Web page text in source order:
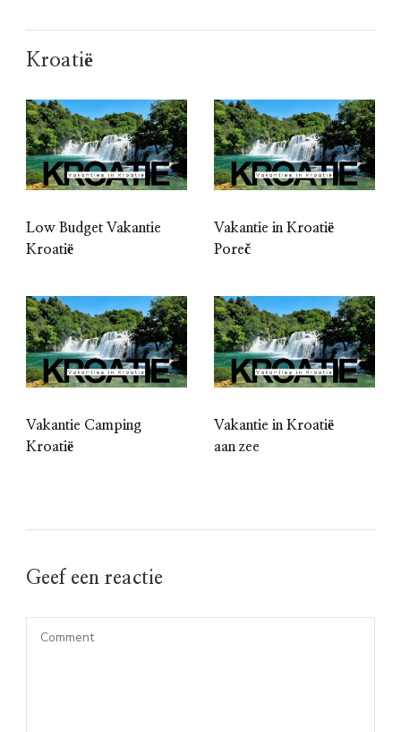
Kroatië
Low Budget Vakantie
Kroatië
Vakantie in Kroatië
Poreč
Vakantie Camping
Kroatië
Vakantie in Kroatië
aan zee
Geef een reactie